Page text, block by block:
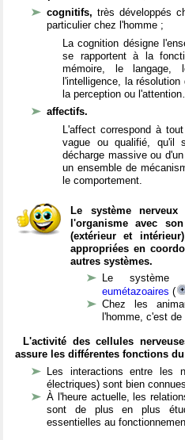
cognitifs,très développés
particulier chez l'homme ;
La cognition désigne
se rapportent à la
mémoire, le langage,
l'intelligence, la
la perception ou
affectifs.
L'affect correspond à
vague ou qualifié, qu'il
décharge massive ou
un ensemble de
le comportement.
Le système
l'organisme avec
(extérieur et
appropriées en
autres systèmes.
Le système
eumétazoaires (
Chez les
l'homme, c'est
L'activité des cellules
assure les différentes fonctions
Les interactions entre les
électriques) sont bien
À l'heure actuelle, les
sont de plus en plus
essentielles au